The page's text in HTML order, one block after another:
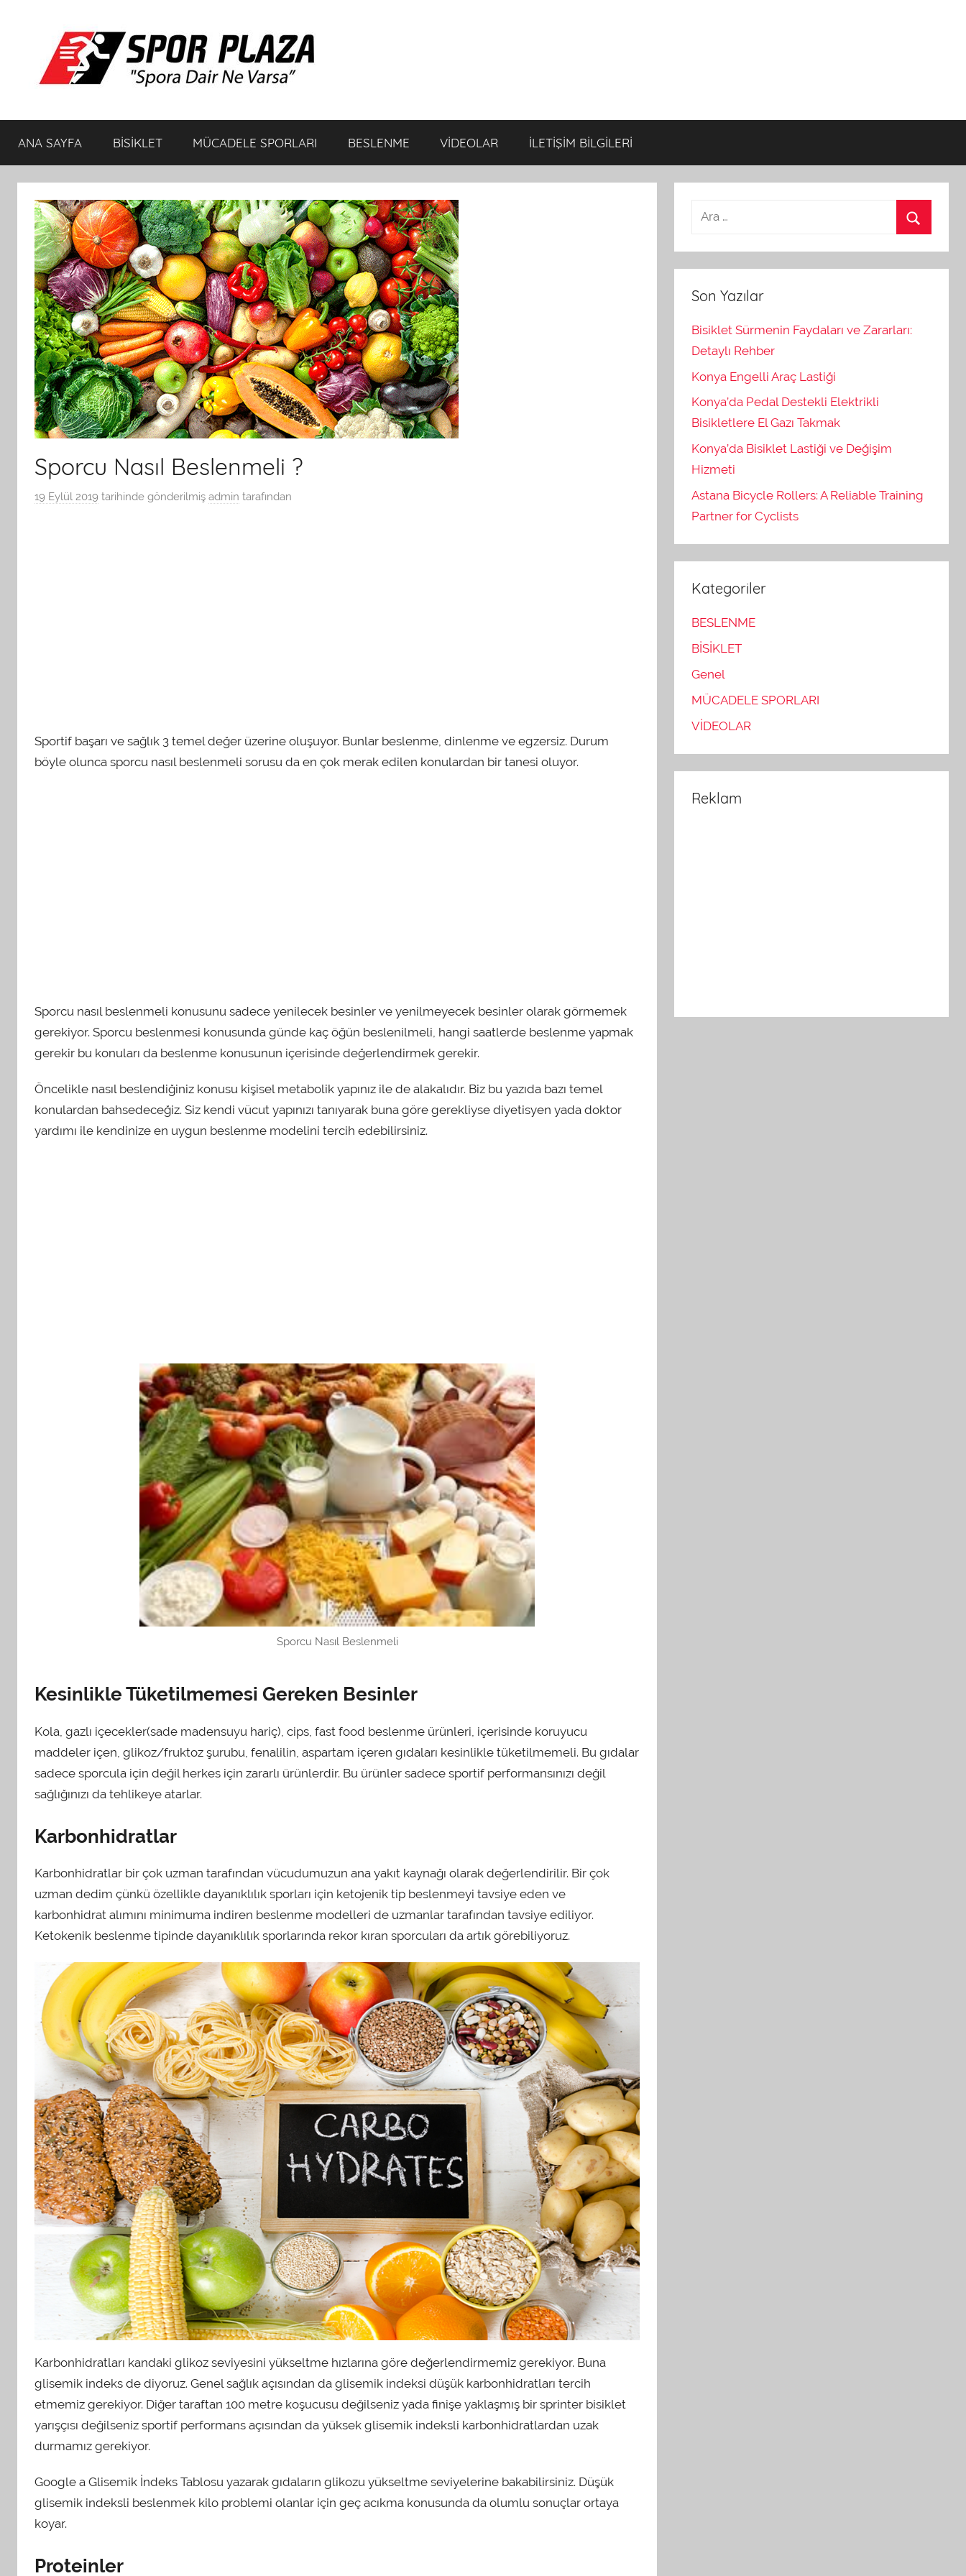
Spor
Plaza
Bisiklet
ve
Spor
Ürünleri
Dair
Ne
ANA SAYFA BİSİKLET MÜCADELE SPORLARI BESLENME VİDEOLAR İLETİŞİM BİLGİLERİ
Sporcu Nasıl Beslenmeli ?
19 Eylül 2019 tarihinde gönderilmiş admin tarafından
Sportif başarı ve sağlık 3 temel değer üzerine oluşuyor. Bunlar beslenme, dinlenme ve egzersiz. Durum
böyle olunca sporcu nasıl beslenmeli sorusu da en çok merak edilen konulardan bir tanesi oluyor.
Sporcu nasıl beslenmeli konusunu sadece yenilecek besinler ve yenilmeyecek besinler olarak görmemek
gerekiyor. Sporcu beslenmesi konusunda günde kaç öğün beslenilmeli, hangi saatlerde beslenme yapmak
gerekir bu konuları da beslenme konusunun içerisinde değerlendirmek gerekir.
Öncelikle nasıl beslendiğiniz konusu kişisel metabolik yapınız ile de alakalıdır. Biz bu yazıda bazı temel
konulardan bahsedeceğiz. Siz kendi vücut yapınızı tanıyarak buna göre gerekliyse diyetisyen yada doktor
yardımı ile kendinize en uygun beslenme modelini tercih edebilirsiniz.
Sporcu Nasıl Beslenmeli
Kesinlikle Tüketilmemesi Gereken Besinler
Kola, gazlı içecekler(sade madensuyu hariç), cips, fast food beslenme ürünleri, içerisinde koruyucu
maddeler içen, glikoz/fruktoz şurubu, fenalilin, aspartam içeren gıdaları kesinlikle tüketilmemeli. Bu gıdalar
sadece sporcula için değil herkes için zararlı ürünlerdir. Bu ürünler sadece sportif performansınızı değil
sağlığınızı da tehlikeye atarlar.
Karbonhidratlar
Karbonhidratlar bir çok uzman tarafından vücudumuzun ana yakıt kaynağı olarak değerlendirilir. Bir çok
uzman dedim çünkü özellikle dayanıklılık sporları için ketojenik tip beslenmeyi tavsiye eden ve
karbonhidrat alımını minimuma indiren beslenme modelleri de uzmanlar tarafından tavsiye ediliyor.
Ketokenik beslenme tipinde dayanıklılık sporlarında rekor kıran sporcuları da artık görebiliyoruz.
Karbonhidratları kandaki glikoz seviyesini yükseltme hızlarına göre değerlendirmemiz gerekiyor. Buna
glisemik indeks de diyoruz. Genel sağlık açısından da glisemik indeksi düşük karbonhidratları tercih
etmemiz gerekiyor. Diğer taraftan 100 metre koşucusu değilseniz yada finişe yaklaşmış bir sprinter bisiklet
yarışçısı değilseniz sportif performans açısından da yüksek glisemik indeksli karbonhidratlardan uzak
durmamız gerekiyor.
Google a Glisemik İndeks Tablosu yazarak gıdaların glikozu yükseltme seviyelerine bakabilirsiniz. Düşük
glisemik indeksli beslenmek kilo problemi olanlar için geç acıkma konusunda da olumlu sonuçlar ortaya
koyar.
Proteinler
Son Yazılar
Bisiklet Sürmenin Faydaları ve Zararları:
Detaylı Rehber
Konya Engelli Araç Lastiği
Konya’da Pedal Destekli Elektrikli
Bisikletlere El Gazı Takmak
Konya’da Bisiklet Lastiği ve Değişim
Hizmeti
Astana Bicycle Rollers: A Reliable Training
Partner for Cyclists
Kategoriler
BESLENME
BİSİKLET
Genel
MÜCADELE SPORLARI
VİDEOLAR
Reklam